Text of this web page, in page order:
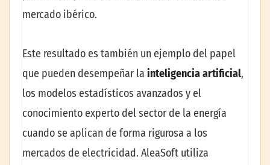
mercado ibérico.
Este resultado es también un ejemplo del papel
que pueden desempeñar la inteligencia artificial,
los modelos estadísticos avanzados y el
conocimiento experto del sector de la energía
cuando se aplican de forma rigurosa a los
mercados de electricidad. AleaSoft utiliza